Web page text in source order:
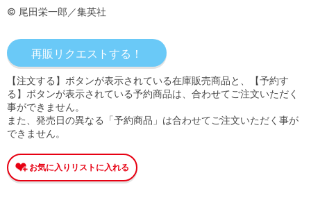
© 尾田栄一郎／集英社
【注文する】ボタンが表示されている在庫販売商品と、【予約す
る】ボタンが表示されている予約商品は、合わせてご注文いただく
事ができません。
また、発売日の異なる「予約商品」は合わせてご注文いただく事が
できません。